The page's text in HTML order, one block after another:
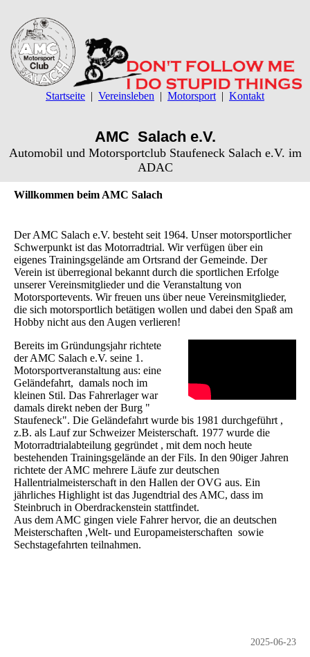
Startseite Vereinsleben Motorsport Kontakt
AMC Salach e.V.
Automobil und Motorsportclub Staufeneck Salach e.V. im
ADAC
Willkommen beim AMC Salach
Der AMC Salach e.V. besteht seit 1964. Unser motorsportlicher
Schwerpunkt ist das Motorradtrial. Wir verfügen über ein
eigenes Trainingsgelände am Ortsrand der Gemeinde. Der
Verein ist überregional bekannt durch die sportlichen Erfolge
unserer Vereinsmitglieder und die Veranstaltung von
Motorsportevents. Wir freuen uns über neue Vereinsmitglieder,
die sich motorsportlich betätigen wollen und dabei den Spaß am
Hobby nicht aus den Augen verlieren!
Bereits im Gründungsjahr richtete
der AMC Salach e.V. seine 1.
Motorsportveranstaltung aus: eine
Geländefahrt, damals noch im
kleinen Stil. Das Fahrerlager war
damals direkt neben der Burg "
Staufeneck". Die Geländefahrt wurde bis 1981 durchgeführt ,
z.B. als Lauf zur Schweizer Meisterschaft. 1977 wurde die
Motorradtrialabteilung gegründet , mit dem noch heute
bestehenden Trainingsgelände an der Fils. In den 90iger Jahren
richtete der AMC mehrere Läufe zur deutschen
Hallentrialmeisterschaft in den Hallen der OVG aus. Ein
jährliches Highlight ist das Jugendtrial des AMC, dass im
Steinbruch in Oberdrackenstein stattfindet.
Aus dem AMC gingen viele Fahrer hervor, die an deutschen
Meisterschaften ,Welt- und Europameisterschaften sowie
Sechstagefahrten teilnahmen.
2025-06-23